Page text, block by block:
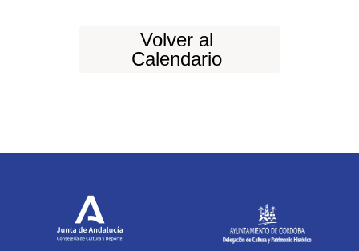
Volver al
Calendario